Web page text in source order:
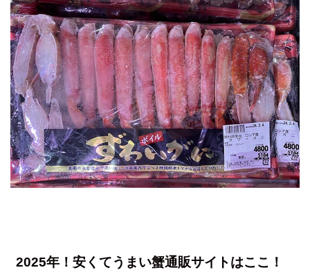
2025年！安くてうまい蟹通販サイトはここ！